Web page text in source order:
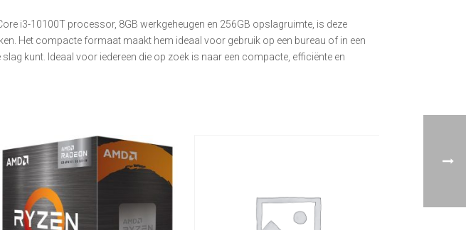
i3-10100T processor, 8GB werkgeheugen en 256GB opslagruimte, is deze
Het compacte formaat maakt hem ideaal voor gebruik op een bureau of in een
kunt. Ideaal voor iedereen die op zoek is naar een compacte, efficiënte en